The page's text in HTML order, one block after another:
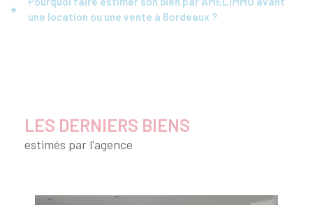
une location ou une vente à Bordeaux ?
vous envisagiez une mise en location ou une vente à Bordeaux,
et notamment dans le secteur prisé de Bordeaux Caudéran,
conditions de transaction.
LES DERNIERS BIENS
estimés par l'agence